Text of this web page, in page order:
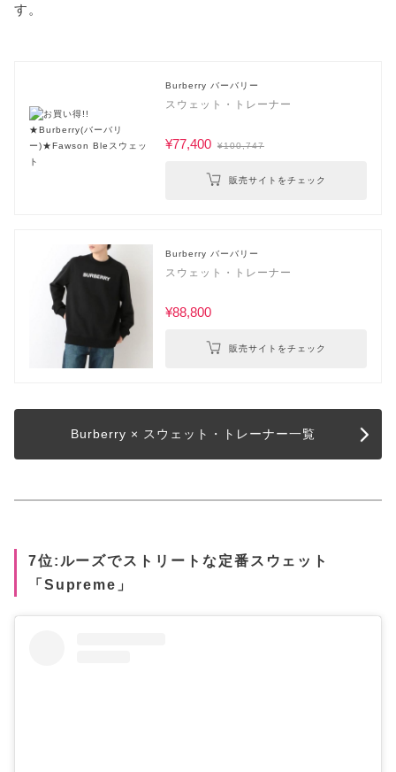
す。
Burberry バーバリー
スウェット・トレーナー
¥77,400 ¥100,747
販売サイトをチェック
Burberry バーバリー
スウェット・トレーナー
¥88,800
販売サイトをチェック
Burberry × スウェット・トレーナー一覧
7位:ルーズでストリートな定番スウェット
「Supreme」